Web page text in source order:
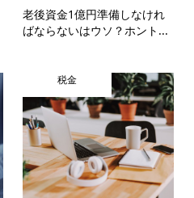
老後資金1億円準備しなけれ
ばならないはウソ？ホント...
税金